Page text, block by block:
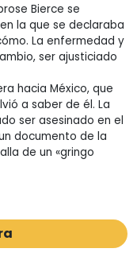
Bierce se
la que se declaraba
La enfermedad y
ser ajusticiado
hacia México, que
a saber de él. La
ser asesinado en el
documento de la
de un «gringo